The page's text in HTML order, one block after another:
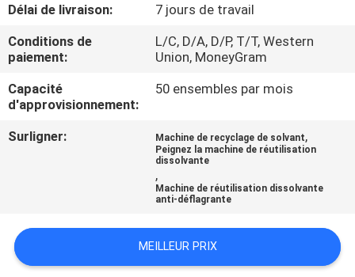
CONTRÔLE
DE
QUALITÉ
CONTACTEZ-
NOUS
UNE
CITATION
Délai de livraison:
7 jours de travail
Conditions de
paiement:
L/C, D/A, D/P, T/T, Western
Union, MoneyGram
Capacité
d'approvisionnement:
50 ensembles par mois
Surligner: Machine de recyclage de solvant,
Peignez la machine de réutilisation
dissolvante
,
Machine de réutilisation dissolvante
anti-déflagrante
MEILLEUR PRIX